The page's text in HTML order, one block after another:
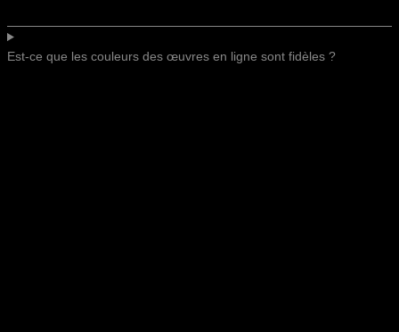
Est-ce que les couleurs des œuvres en ligne sont fidèles ?